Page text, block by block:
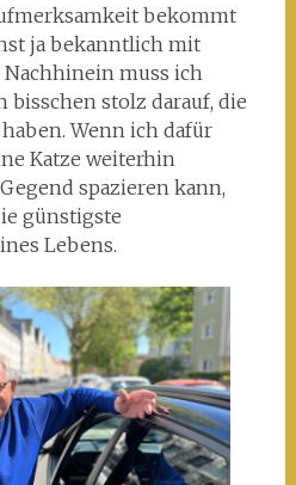
bekommt
ja bekanntlich mit
muss ich
bisschen stolz darauf, die
Wenn ich dafür
Katze weiterhin
spazieren kann,
günstigste
Lebens.